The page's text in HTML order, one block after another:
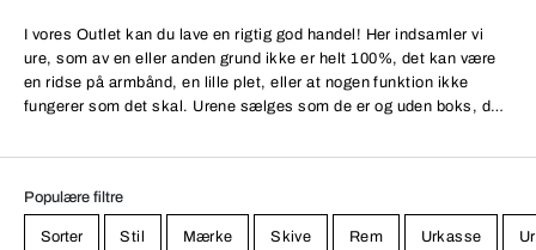
I vores Outlet kan du lave en rigtig god handel! Her indsamler vi
ure, som av en eller anden grund ikke er helt 100%, det kan være
en ridse på armbånd, en lille plet, eller at nogen funktion ikke
fungerer som det skal. Urene sælges som de er og uden boks, de
køb som sædvanlig også på outlet-varer.
Populære filtre
Sorter Stil Mærke Skive Rem Urkasse